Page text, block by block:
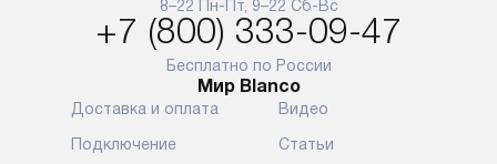
Для доставки в другие регионы
мы используем услуги
транспортной компании.
Уточняйте все условия доставки
у нашего менеджера при
оформлении заказа.
Готовые
8–22 Пн-Пт, 9–22 Сб-Вс
+7 (800) 333-09-47
Бесплатно по России
Мир Blanco
Доставка и оплата
Подключение
Видео
Статьи